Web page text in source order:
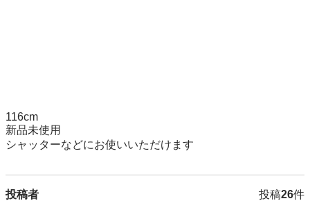
116cm
新品未使用
シャッターなどにお使いいただけます
投稿者 投稿26件